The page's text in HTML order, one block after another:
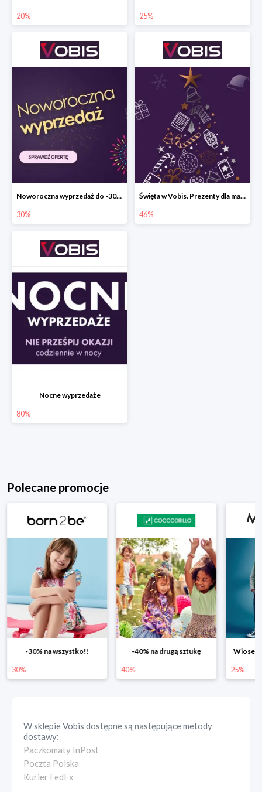
20% 25%
Noworoczna wyprzedaż do -30% w Vobis
30%
Święta w Vobis. Prezenty dla małych i dużych do -46%
46%
Nocne wyprzedaże
80%
Polecane promocje
-30% na wszystko!!
30%
-40% na drugą sztukę
40% 25%
W sklepieVobis dostępne są następujące metody
dostawy:
Paczkomaty InPost
Poczta Polska
Kurier FedEx